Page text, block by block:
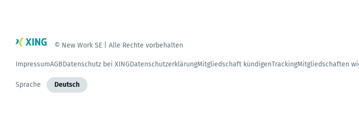
© New Work SE | Alle Rechte vorbehalten
ImpressumAGBDatenschutz bei XINGDatenschutzerklärungMitgliedschaft kündigenTrackingMitgliedschaften
Sprache Deutsch